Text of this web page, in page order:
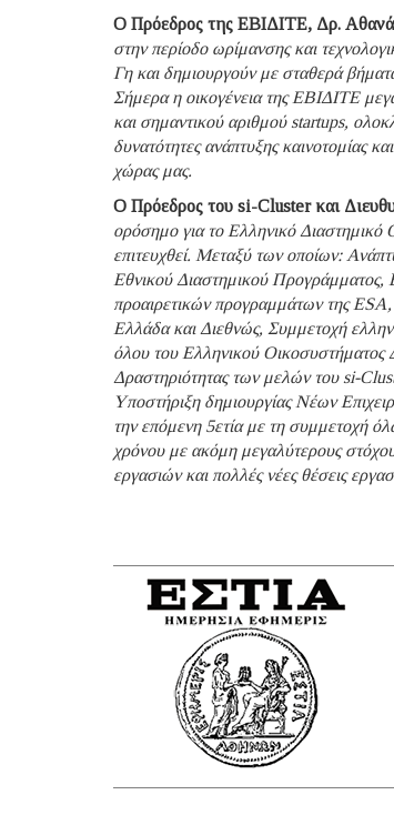
Ο Πρόεδρος της ΕΒΙΔΙΤΕ, Δρ.
στην περίοδο ωρίμανσης και
Γη και δημιουργούν με σταθερά
Σήμερα η οικογένεια της ΕΒΙΔΙΤΕ
και σημαντικού αριθμού startups,
δυνατότητες ανάπτυξης καινοτομίας
χώρας μας.
Ο Πρόεδρος του si-Cluster και
ορόσημο για το Ελληνικό Διαστημικό
επιτευχθεί. Μεταξύ των οποίων:
Εθνικού Διαστημικού
προαιρετικών προγραμμάτων της
Ελλάδα και Διεθνώς, Συμμετοχή
όλου του Ελληνικού Οικοσυστήματος
Δραστηριότητας των μελών του si-
Υποστήριξη δημιουργίας Νέων
την επόμενη 5ετία με τη συμμετοχή
χρόνου με ακόμη μεγαλύτερους
εργασιών και πολλές νέες θέσεις